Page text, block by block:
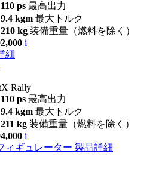
110 ps 最高出力
9.4 kgm 最大トルク
210 kg 装備重量（燃料を除く）
i
細
Rally
110 ps 最高出力
9.4 kgm 最大トルク
211 kg 装備重量（燃料を除く）
i
ィギュレーター 製品詳細